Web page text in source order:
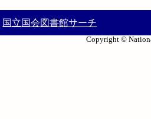
国立国会図書館サーチ
Copyright ©